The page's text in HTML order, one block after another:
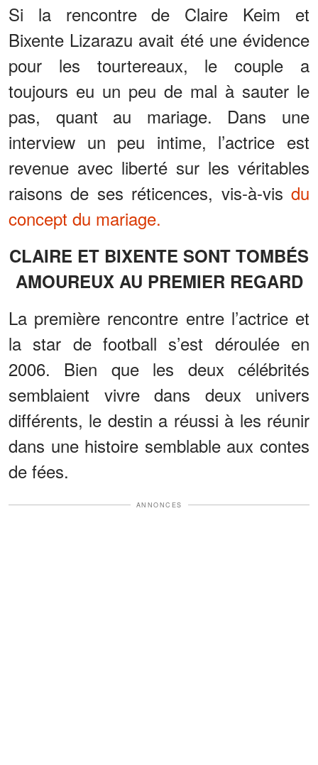
Si la rencontre de Claire Keim et
Bixente Lizarazu avait été une évidence
pour les tourtereaux, le couple a
toujours eu un peu de mal à sauter le
pas, quant au mariage. Dans une
interview un peu intime, l’actrice est
revenue avec liberté sur les véritables
raisons de ses réticences, vis-à-vis du
concept du mariage.
CLAIRE ET BIXENTE SONT TOMBÉS
AMOUREUX AU PREMIER REGARD
La première rencontre entre l’actrice et
la star de football s’est déroulée en
2006. Bien que les deux célébrités
semblaient vivre dans deux univers
différents, le destin a réussi à les réunir
dans une histoire semblable aux contes
de fées.
ANNONCES